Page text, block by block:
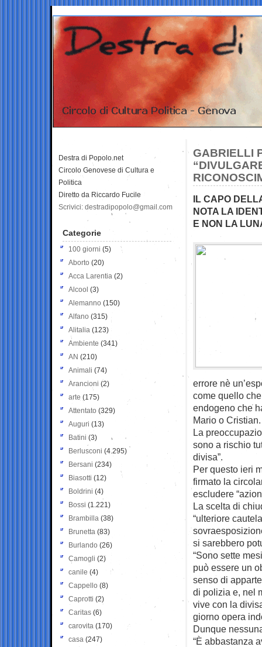
GABRIELLI
IL CAPO
NOTA LA
E NON LA
errore nè
come quello
endogeno che
Mario o
La
sono a rischio
divisa”.
Per questo ieri
firmato la
escludere
La scelta di
“ulteriore
si sarebbero
“Sono sette
può essere un
senso di
di polizia e, nel
vive con la
giorno opera
Dunque
“È abbastanza
Destra di Popolo.net
Circolo Genovese di Cultura e
Politica
Diretto da Riccardo Fucile
Scrivici: destradipopolo@gmail.com
Categorie
100 giorni (5)
Aborto (20)
Acca Larentia (2)
Alcool (3)
Alemanno (150)
Alfano (315)
Alitalia (123)
Ambiente (341)
AN (210)
Animali (74)
Arancioni (2)
arte (175)
Attentato (329)
Auguri (13)
Batini (3)
Berlusconi (4.295)
Bersani (234)
Biasotti (12)
Boldrini (4)
Bossi (1.221)
Brambilla (38)
Brunetta (83)
Burlando (26)
Camogli (2)
canile (4)
Cappello (8)
Caprotti (2)
Caritas (6)
carovita (170)
casa (247)